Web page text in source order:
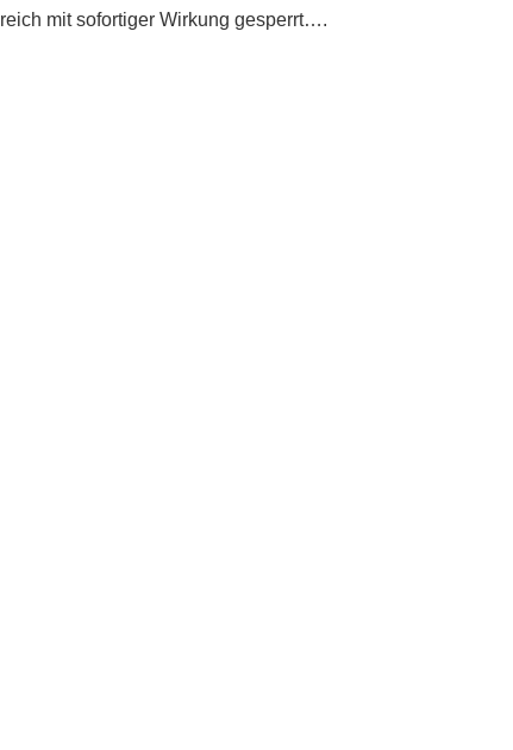
mit sofortiger Wirkung gesperrt….